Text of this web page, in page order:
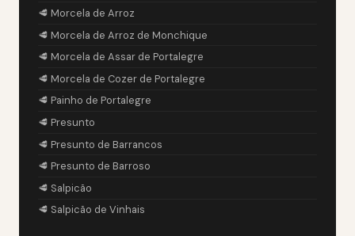
🥩 Morcela de Arroz
🥩 Morcela de Arroz de Monchique
🥩 Morcela de Assar de Portalegre
🥩 Morcela de Cozer de Portalegre
🥩 Painho de Portalegre
🥩 Presunto
🥩 Presunto de Barrancos
🥩 Presunto de Barroso
🥩 Salpicão
🥩 Salpicão de Vinhais